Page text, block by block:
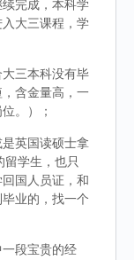
完成，本科学
大三课程，学
三本科没有毕
含金量高，一
。）；
英国读硕士拿
学生，也只
国人员证，和
业的，找一个
段宝贵的经